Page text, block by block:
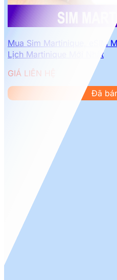
Mua Sim Martinique, eSIM
Lịch Martinique Mới Nhất
GIÁ LIÊN HỆ
Đã